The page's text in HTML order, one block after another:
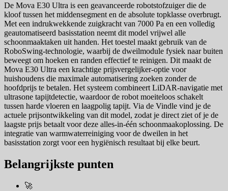
De Mova E30 Ultra is een geavanceerde robotstofzuiger die de
kloof tussen het middensegment en de absolute topklasse overbrugt.
Met een indrukwekkende zuigkracht van 7000 Pa en een volledig
geautomatiseerd basisstation neemt dit model vrijwel alle
schoonmaaktaken uit handen. Het toestel maakt gebruik van de
RoboSwing-technologie, waarbij de dweilmodule fysiek naar buiten
beweegt om hoeken en randen effectief te reinigen. Dit maakt de
Mova E30 Ultra een krachtige prijsvergelijker-optie voor
huishoudens die maximale automatisering zoeken zonder de
hoofdprijs te betalen. Het systeem combineert LiDAR-navigatie met
ultrasone tapijtdetectie, waardoor de robot moeiteloos schakelt
tussen harde vloeren en laagpolig tapijt. Via de Vindle vind je de
actuele prijsontwikkeling van dit model, zodat je direct ziet of je de
laagste prijs betaalt voor deze alles-in-één schoonmaakoplossing. De
integratie van warmwaterreiniging voor de dweilen in het
basisstation zorgt voor een hygiënisch resultaat bij elke beurt.
Belangrijkste punten
🚀